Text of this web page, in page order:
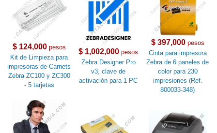
$ 124,000pesos
Kit de Limpieza para
impresoras de Carnets
Zebra ZC100 y ZC300
- 5 tarjetas
$ 1,002,000 pesos
Zebra Designer Pro
v3, clave de
activación para 1 PC
$ 397,000pesos
Cinta para impresora
Zebra de 6 paneles de
color para 230
impresiones (Ref.
800033-348)